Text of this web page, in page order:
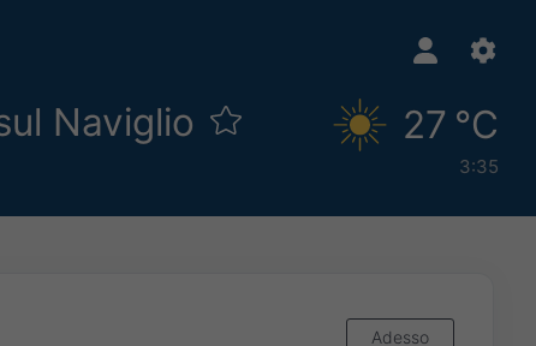
Naviglio 27 °C
3:35
Adesso